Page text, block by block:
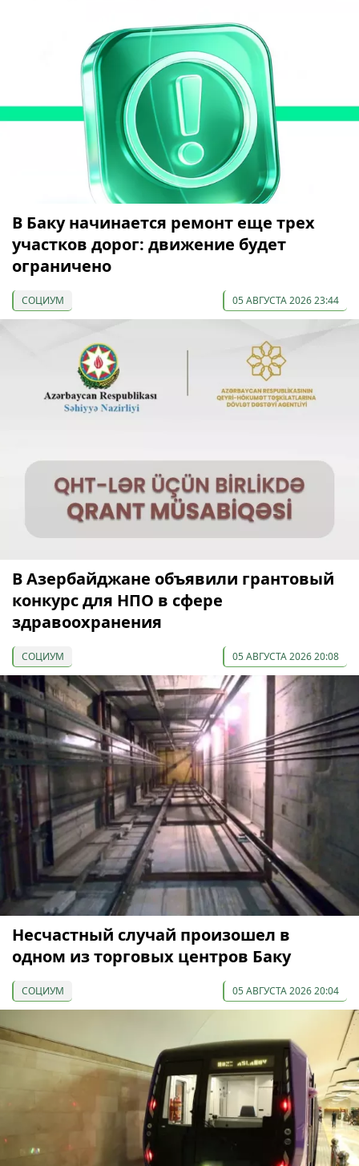
В Баку начинается ремонт еще трех
участков дорог: движение будет
ограничено
СОЦИУМ 05 АВГУСТА 2026 23:44
В Азербайджане объявили грантовый
конкурс для НПО в сфере
здравоохранения
СОЦИУМ 05 АВГУСТА 2026 20:08
Несчастный случай произошел в
одном из торговых центров Баку
СОЦИУМ 05 АВГУСТА 2026 20:04